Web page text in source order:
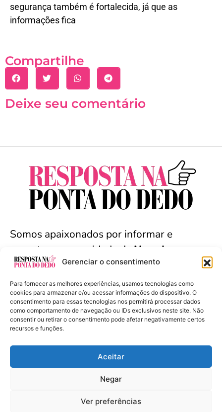
Gerenciar o consentimento
Para fornecer as melhores experiências, usamos tecnologias como
cookies para armazenar e/ou acessar informações do dispositivo. O
consentimento para essas tecnologias nos permitirá processar dados
como comportamento de navegação ou IDs exclusivos neste site. Não
consentir ou retirar o consentimento pode afetar negativamente certos
recursos e funções.
Aceitar
Negar
Ver preferências
segurança também é fortalecida, já que as
informações fica
Compartilhe
Deixe seu comentário
Somos apaixonados por informar e
conectar a comunidade de Nova Iguaçu
arredores. Seja bem-vindo(a).
Resposta na Ponta do Dedo - Copyright ©
2024 Todos os Direitos Reservados
Termos de Uso